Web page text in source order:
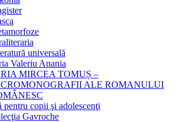
universală
Valeriu Anania
MIRCEA TOMUȘ –
ALE ROMANULUI
pentru copii şi adolescenţi
Gavroche